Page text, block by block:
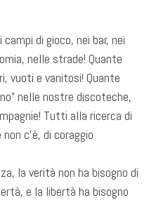
di gioco, nei bar, nei
nelle strade! Quante
vuoti e vanitosi! Quante
nelle nostre discoteche,
Tutti alla ricerca di
c’è, di coraggio
la verità non ha bisogno di
e la libertà ha bisogno